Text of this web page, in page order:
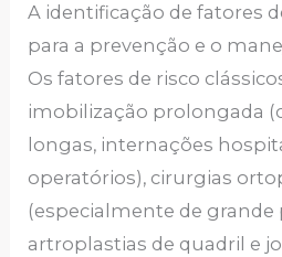
A identificação de fatores
para a prevenção e o
Os fatores de risco
imobilização prolongada
longas, internações
operatórios), cirurgias
(especialmente de grande
artroplastias de quadril e